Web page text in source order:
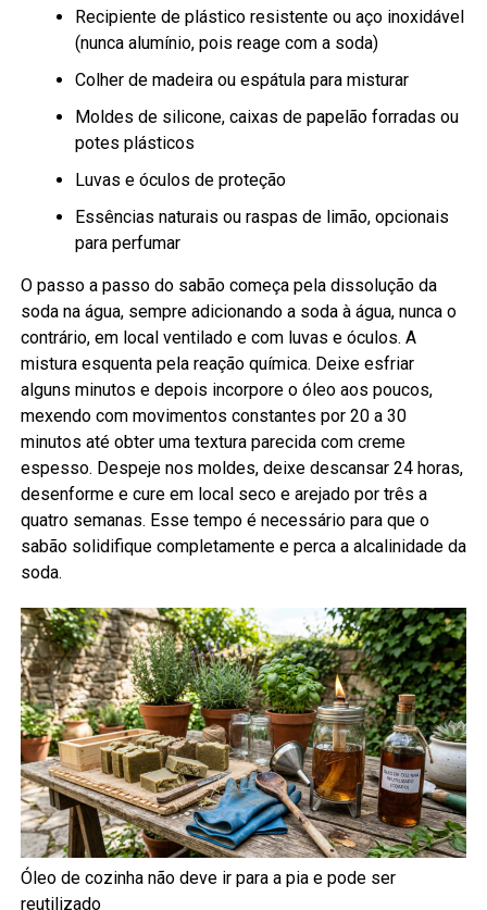
Recipiente de plástico resistente ou aço inoxidável
(nunca alumínio, pois reage com a soda)
Colher de madeira ou espátula para misturar
Moldes de silicone, caixas de papelão forradas ou
potes plásticos
Luvas e óculos de proteção
Essências naturais ou raspas de limão, opcionais
para perfumar
O passo a passo do sabão começa pela dissolução da
soda na água, sempre adicionando a soda à água, nunca o
contrário, em local ventilado e com luvas e óculos. A
mistura esquenta pela reação química. Deixe esfriar
alguns minutos e depois incorpore o óleo aos poucos,
mexendo com movimentos constantes por 20 a 30
minutos até obter uma textura parecida com creme
espesso. Despeje nos moldes, deixe descansar 24 horas,
desenforme e cure em local seco e arejado por três a
quatro semanas. Esse tempo é necessário para que o
sabão solidifique completamente e perca a alcalinidade da
soda.
Óleo de cozinha não deve ir para a pia e pode ser
reutilizado